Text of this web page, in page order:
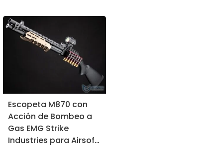
Escopeta M870 con
Acción de Bombeo a
Gas EMG Strike
Industries para Airsoft